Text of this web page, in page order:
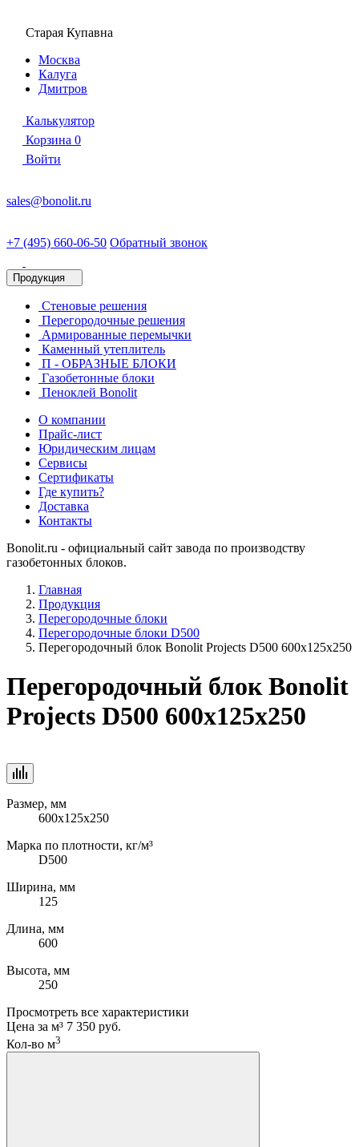
Старая Купавна
Москва
Калуга
Дмитров
Калькулятор
Корзина 0
Войти
sales@bonolit.ru
+7 (495) 660-06-50 Обратный звонок
Продукция
Стеновые решения
Перегородочные решения
Армированные перемычки
Каменный утеплитель
П - ОБРАЗНЫЕ БЛОКИ
Газобетонные блоки
Пеноклей Bonolit
О компании
Прайс-лист
Юридическим лицам
Сервисы
Сертификаты
Где купить?
Доставка
Контакты
Bonolit.ru - официальный сайт завода по производству
газобетонных блоков.
Главная
Продукция
Перегородочные блоки
Перегородочные блоки D500
Перегородочный блок Bonolit Projects D500 600x125x250
Перегородочный блок Bonolit
Projects D500 600x125x250
Размер, мм
600x125x250
Марка по плотности, кг/м³
D500
Ширина, мм
125
Длина, мм
600
Высота, мм
250
Просмотреть все характеристики
Цена за м³ 7 350 руб.
Кол-во м3